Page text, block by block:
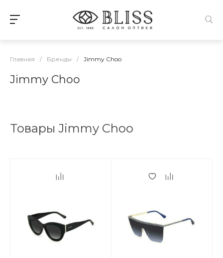
Главная / Бренды / Jimmy Choo
Jimmy Choo
Товары Jimmy Choo